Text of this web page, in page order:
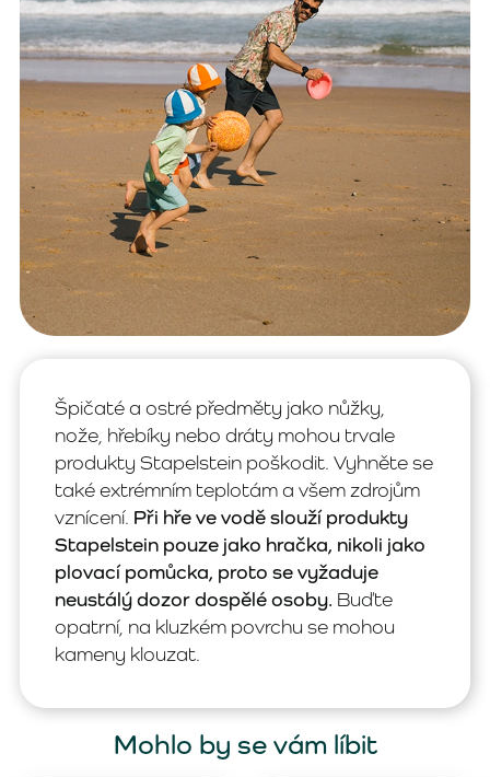
Špičaté a ostré předměty jako nůžky,
nože, hřebíky nebo dráty mohou trvale
produkty Stapelstein poškodit. Vyhněte se
také extrémním teplotám a všem zdrojům
vznícení. Při hře ve vodě slouží produkty
Stapelstein pouze jako hračka, nikoli jako
plovací pomůcka, proto se vyžaduje
neustálý dozor dospělé osoby. Buďte
opatrní, na kluzkém povrchu se mohou
kameny klouzat.
Mohlo by se vám líbit